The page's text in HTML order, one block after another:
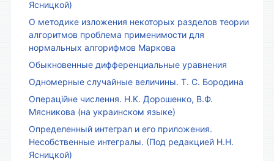
Ясницкой)
О методике изложения некоторых разделов теории
алгоритмов проблема применимости для
нормальных алгорифмов Маркова
Обыкновенные дифференциальные уравнения
Одномерные случайные величины. Т. С. Бородина
Операційне числення. Н.К. Дорошенко, В.Ф.
Мясникова (на украинском языке)
Определенный интеграл и его приложения.
Несобственные интегралы. (Под редакцией Н.Н.
Ясницкой)